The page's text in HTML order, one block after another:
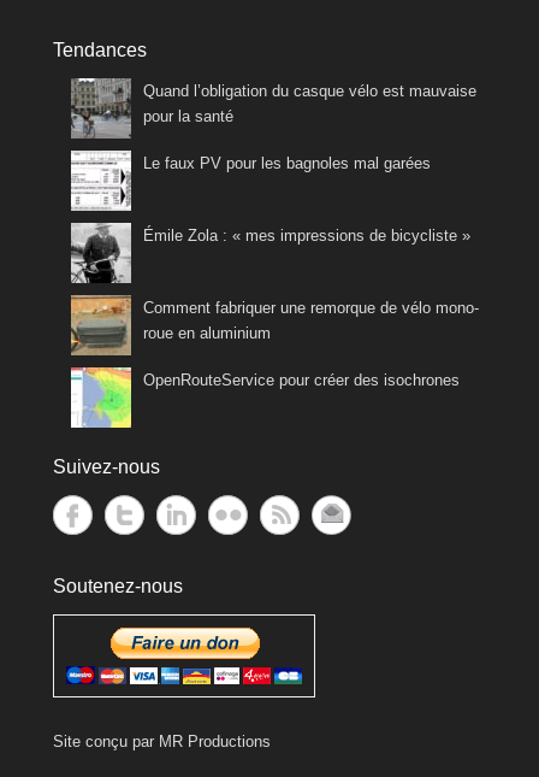
Tendances
Quand l’obligation du casque vélo est mauvaise
pour la santé
Le faux PV pour les bagnoles mal garées
Émile Zola : « mes impressions de bicycliste »
Comment fabriquer une remorque de vélo mono-
roue en aluminium
OpenRouteService pour créer des isochrones
Suivez-nous
Soutenez-nous
Site conçu par MR Productions